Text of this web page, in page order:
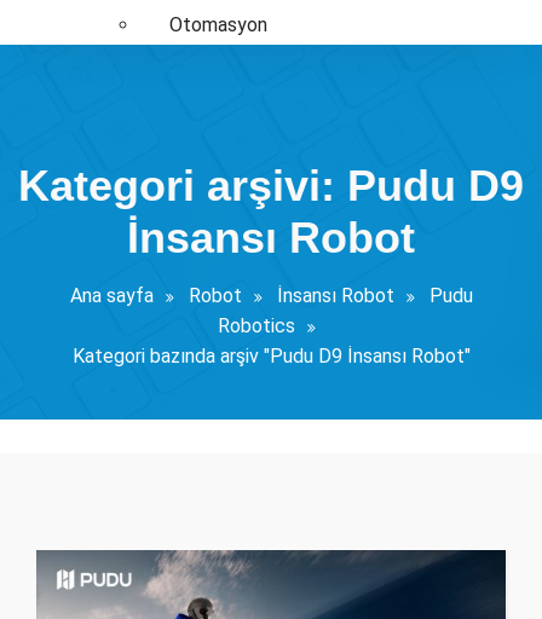
Otomasyon
Kategori arşivi: Pudu D9
İnsansı Robot
Ana sayfa Robot İnsansı Robot
Pudu
Robotics
Kategori bazında arşiv "Pudu D9 İnsansı Robot"